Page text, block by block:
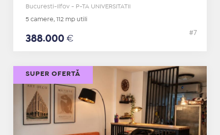
Bucuresti-Ilfov - P-TA UNIVERSITATII
5 camere, 112 mp utili
388.000 €
#7
SUPER OFERTĂ